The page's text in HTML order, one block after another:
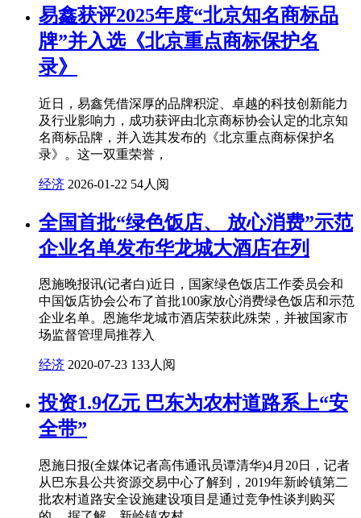
易鑫获评2025年度“北京知名商标品
牌”并入选《北京重点商标保护名
录》
近日，易鑫凭借深厚的品牌积淀、卓越的科技创新能力
及行业影响力，成功获评由北京商标协会认定的北京知
名商标品牌，并入选其发布的《北京重点商标保护名
录》。这一双重荣誉，
经济 2026-01-22 54人阅
全国首批“绿色饭店、 放心消费”示范
企业名单发布华龙城大酒店在列
恩施晚报讯(记者白)近日，国家绿色饭店工作委员会和
中国饭店协会公布了首批100家放心消费绿色饭店和示范
企业名单。恩施华龙城市酒店荣获此殊荣，并被国家市
场监督管理局推荐入
经济 2020-07-23 133人阅
投资1.9亿元 巴东为农村道路系上“安
全带”
恩施日报(全媒体记者高伟通讯员谭清华)4月20日，记者
从巴东县公共资源交易中心了解到，2019年新岭镇第二
批农村道路安全设施建设项目是通过竞争性谈判购买